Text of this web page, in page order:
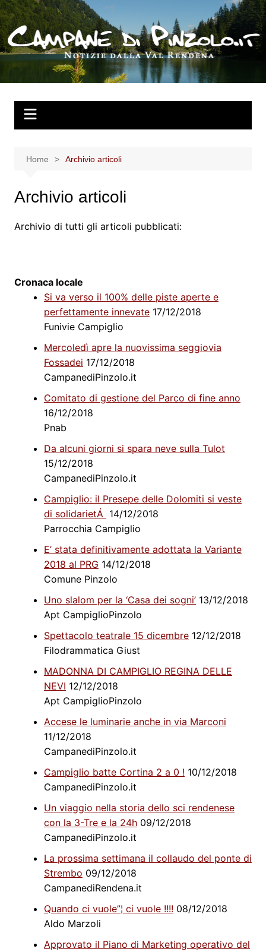
Salta
al
contenuto
Home Archivio articoli
Archivio articoli
Archivio di tutti gli articoli pubblicati:
Cronaca locale
Si va verso il 100% delle piste aperte e
perfettamente innevate17/12/2018
Funivie Campiglio
Mercoledì apre la nuovissima seggiovia
Fossadei 17/12/2018
CampanediPinzolo.it
Comitato di gestione del Parco di fine anno
16/12/2018
Pnab
Da alcuni giorni si spara neve sulla Tulot
15/12/2018
CampanediPinzolo.it
Campiglio: il Presepe delle Dolomiti si veste
di solidarietÁ 14/12/2018
Parrocchia Campiglio
E’ stata definitivamente adottata la Variante
2018 al PRG 14/12/2018
Comune Pinzolo
Uno slalom per la ‘Casa dei sogni’13/12/2018
Apt CampiglioPinzolo
Spettacolo teatrale 15 dicembre12/12/2018
Filodrammatica Giust
MADONNA DI CAMPIGLIO REGINA DELLE
NEVI 12/12/2018
Apt CampiglioPinzolo
Accese le luminarie anche in via Marconi
11/12/2018
CampanediPinzolo.it
Campiglio batte Cortina 2 a 0 ! 10/12/2018
CampanediPinzolo.it
Un viaggio nella storia dello sci rendenese
con la 3-Tre e la 24h09/12/2018
CampanediPinzolo.it
La prossima settimana il collaudo del ponte di
Strembo 09/12/2018
CampanediRendena.it
Quando ci vuole”¦ ci vuole !!!! 08/12/2018
Aldo Marzoli
Approvato il Piano di Marketing operativo del